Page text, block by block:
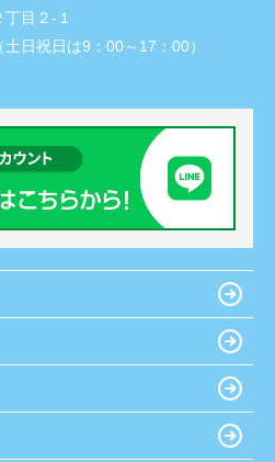
目２-１
日祝日は9：00～17：00）